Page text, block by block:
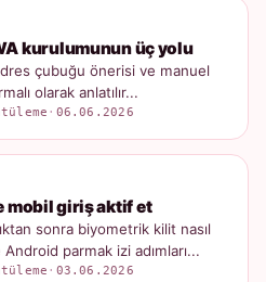
kurulumunun üç yolu
çubuğu önerisi ve manuel
olarak anlatılır...
· 06.06.2026
mobil giriş aktif et
sonra biyometrik kilit nasıl
parmak izi adımları...
· 03.06.2026